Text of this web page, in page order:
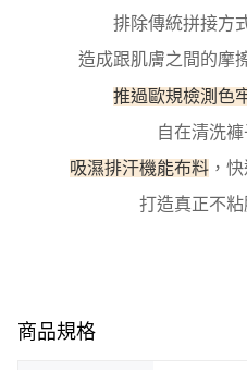
排除傳統拼接方
造成跟肌膚之間的摩
推過歐規檢測色
自在清洗
吸濕排汗機能布料 ，
打造真正不
商品規格